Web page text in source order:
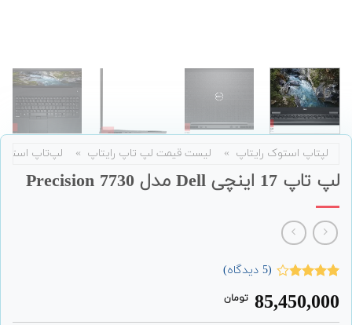
لپتاپ استوک رایتاپ » لیست قیمت لپ تاپ رایتاپ » لپ‌تاپ
لپ تاپ 17 اینچی Dell مدل Precision 7730
3.80از
(
5دیدگاه)
85,450,000 تومان